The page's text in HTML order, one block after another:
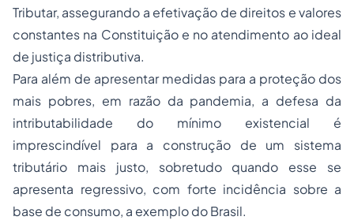
Tributar, assegurando a efetivação de direitos e valores
constantes na Constituição e no atendimento ao ideal
de justiça distributiva.
Para além de apresentar medidas para a proteção dos
mais pobres, em razão da pandemia, a defesa da
intributabilidade do mínimo existencial é
imprescindível para a construção de um sistema
tributário mais justo, sobretudo quando esse se
apresenta regressivo, com forte incidência sobre a
base de consumo, a exemplo do Brasil.